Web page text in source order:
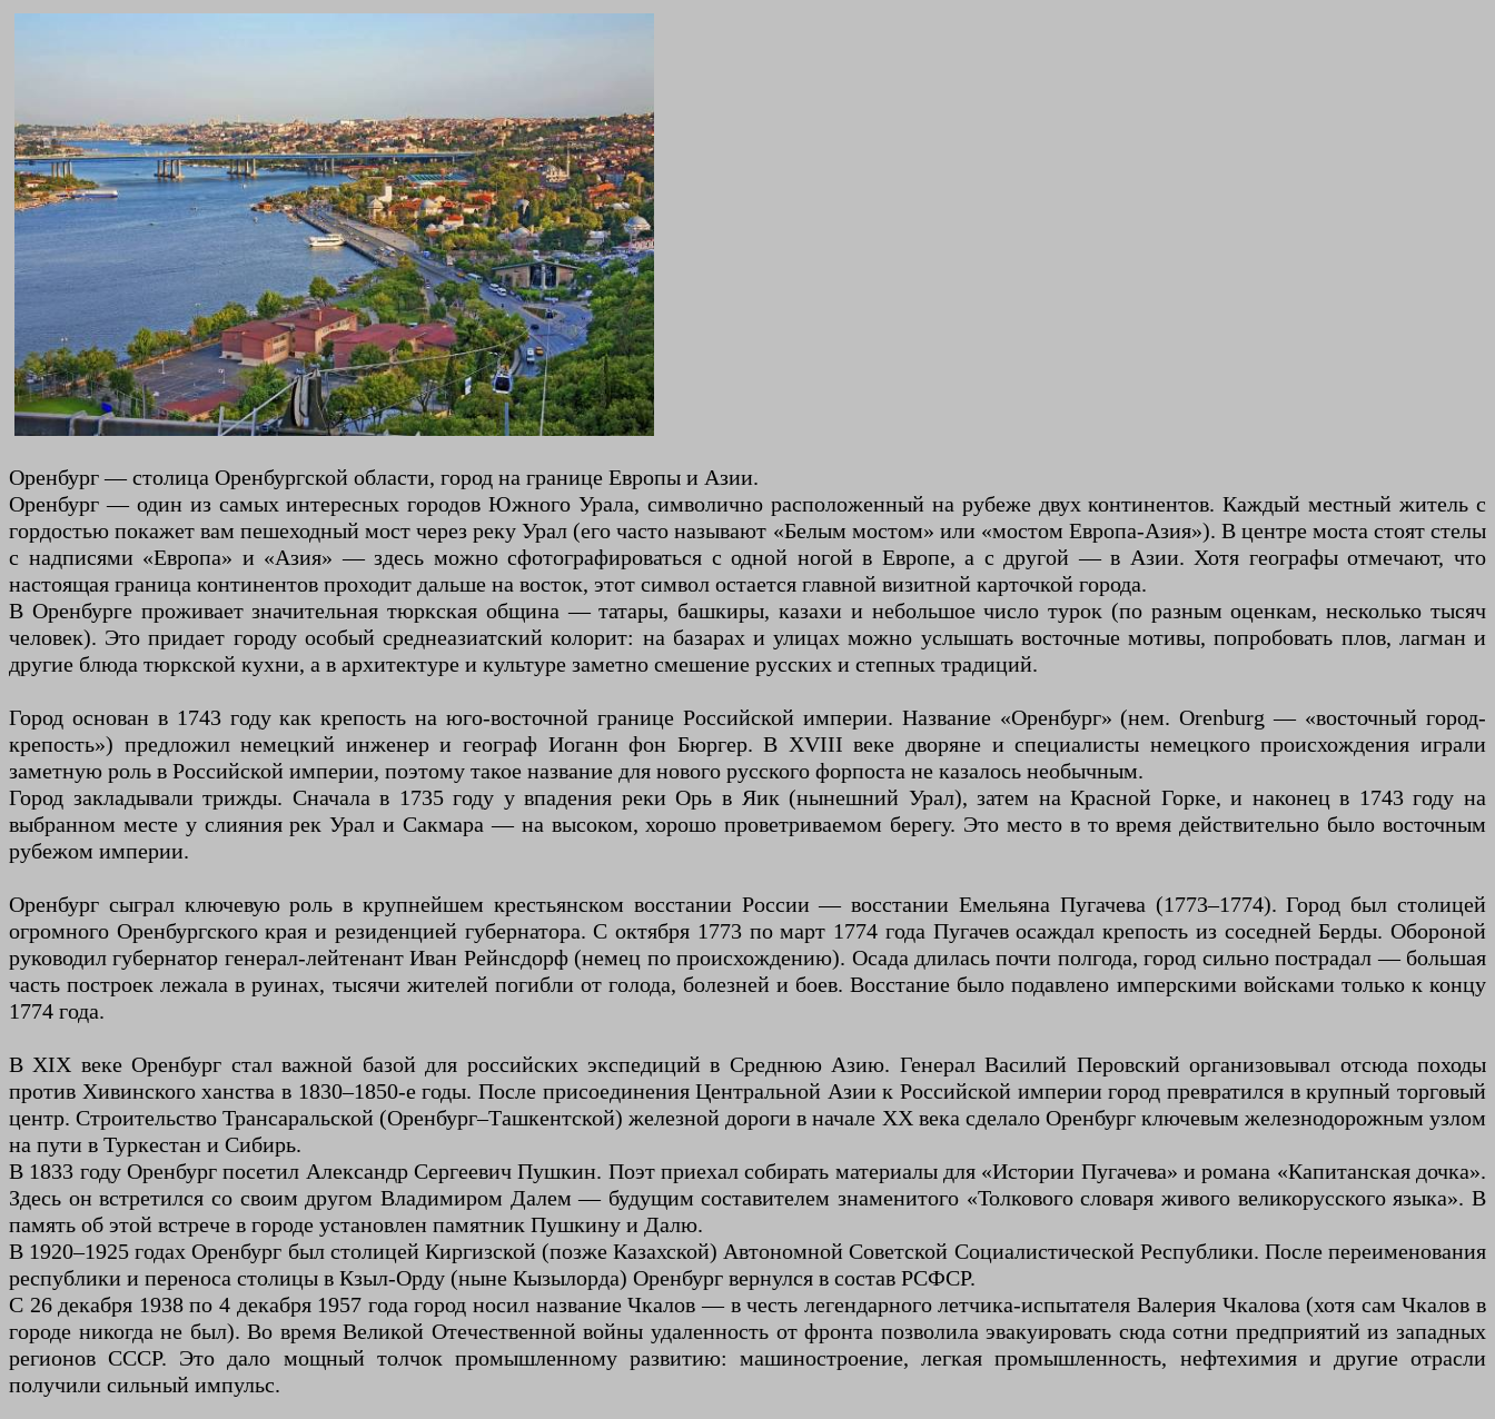
Оренбург — столица Оренбургской области, город на границе Европы и Азии.
Оренбург — один из самых интересных городов Южного Урала, символично расположенный на рубеже двух континентов. Каждый местный житель с
гордостью покажет вам пешеходный мост через реку Урал (его часто называют «Белым мостом» или «мостом Европа-Азия»). В центре моста стоят стелы
с надписями «Европа» и «Азия» — здесь можно сфотографироваться с одной ногой в Европе, а с другой — в Азии. Хотя географы отмечают, что
настоящая граница континентов проходит дальше на восток, этот символ остается главной визитной карточкой города.
В Оренбурге проживает значительная тюркская община — татары, башкиры, казахи и небольшое число турок (по разным оценкам, несколько тысяч
человек). Это придает городу особый среднеазиатский колорит: на базарах и улицах можно услышать восточные мотивы, попробовать плов, лагман и
другие блюда тюркской кухни, а в архитектуре и культуре заметно смешение русских и степных традиций.
Город основан в 1743 году как крепость на юго-восточной границе Российской империи. Название «Оренбург» (нем. Orenburg — «восточный город-
крепость») предложил немецкий инженер и географ Иоганн фон Бюргер. В XVIII веке дворяне и специалисты немецкого происхождения играли
заметную роль в Российской империи, поэтому такое название для нового русского форпоста не казалось необычным.
Город закладывали трижды. Сначала в 1735 году у впадения реки Орь в Яик (нынешний Урал), затем на Красной Горке, и наконец в 1743 году на
выбранном месте у слияния рек Урал и Сакмара — на высоком, хорошо проветриваемом берегу. Это место в то время действительно было восточным
рубежом империи.
Оренбург сыграл ключевую роль в крупнейшем крестьянском восстании России — восстании Емельяна Пугачева (1773–1774). Город был столицей
огромного Оренбургского края и резиденцией губернатора. С октября 1773 по март 1774 года Пугачев осаждал крепость из соседней Берды. Обороной
руководил губернатор генерал-лейтенант Иван Рейнсдорф (немец по происхождению). Осада длилась почти полгода, город сильно пострадал — большая
часть построек лежала в руинах, тысячи жителей погибли от голода, болезней и боев. Восстание было подавлено имперскими войсками только к концу
1774 года.
В XIX веке Оренбург стал важной базой для российских экспедиций в Среднюю Азию. Генерал Василий Перовский организовывал отсюда походы
против Хивинского ханства в 1830–1850-е годы. После присоединения Центральной Азии к Российской империи город превратился в крупный торговый
центр. Строительство Трансаральской (Оренбург–Ташкентской) железной дороги в начале XX века сделало Оренбург ключевым железнодорожным узлом
на пути в Туркестан и Сибирь.
В 1833 году Оренбург посетил Александр Сергеевич Пушкин. Поэт приехал собирать материалы для «Истории Пугачева» и романа «Капитанская дочка».
Здесь он встретился со своим другом Владимиром Далем — будущим составителем знаменитого «Толкового словаря живого великорусского языка». В
память об этой встрече в городе установлен памятник Пушкину и Далю.
В 1920–1925 годах Оренбург был столицей Киргизской (позже Казахской) Автономной Советской Социалистической Республики. После переименования
республики и переноса столицы в Кзыл-Орду (ныне Кызылорда) Оренбург вернулся в состав РСФСР.
С 26 декабря 1938 по 4 декабря 1957 года город носил название Чкалов — в честь легендарного летчика-испытателя Валерия Чкалова (хотя сам Чкалов в
городе никогда не был). Во время Великой Отечественной войны удаленность от фронта позволила эвакуировать сюда сотни предприятий из западных
регионов СССР. Это дало мощный толчок промышленному развитию: машиностроение, легкая промышленность, нефтехимия и другие отрасли
получили сильный импульс.